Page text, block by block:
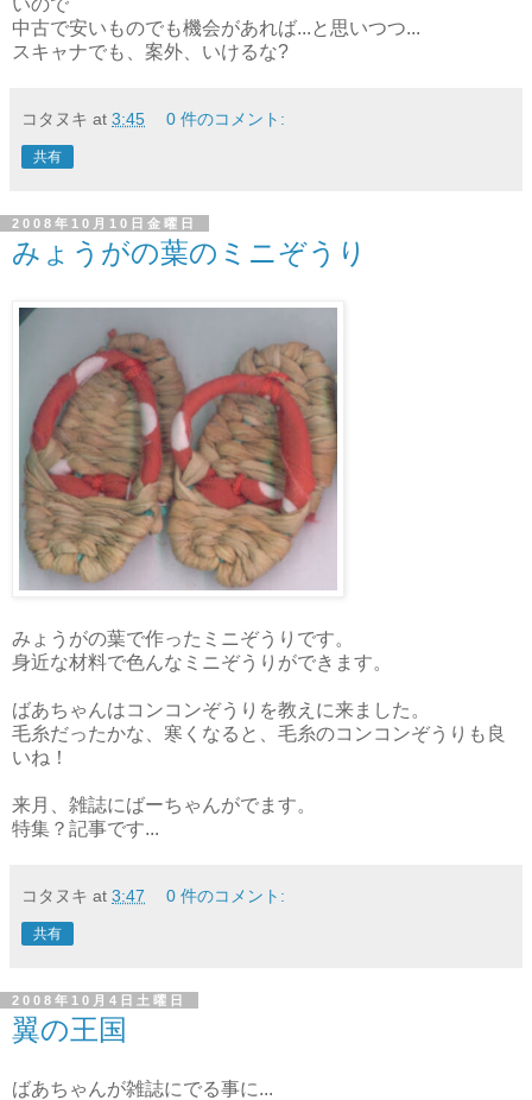
いので
中古で安いものでも機会があれば...と思いつつ...
スキャナでも、案外、いけるな?
コタヌキ at 3:45 0 件のコメント:
共有
2008年10月10日金曜日
みょうがの葉のミニぞうり
みょうがの葉で作ったミニぞうりです。
身近な材料で色んなミニぞうりができます。
ばあちゃんはコンコンぞうりを教えに来ました。
毛糸だったかな、寒くなると、毛糸のコンコンぞうりも良
いね！
来月、雑誌にばーちゃんがでます。
特集？記事です...
コタヌキ at 3:47 0 件のコメント:
共有
2008年10月4日土曜日
翼の王国
ばあちゃんが雑誌にでる事に...